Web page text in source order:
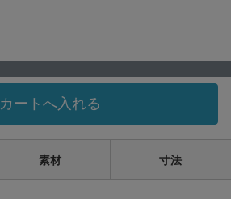
カートへ入れる
素材 寸法